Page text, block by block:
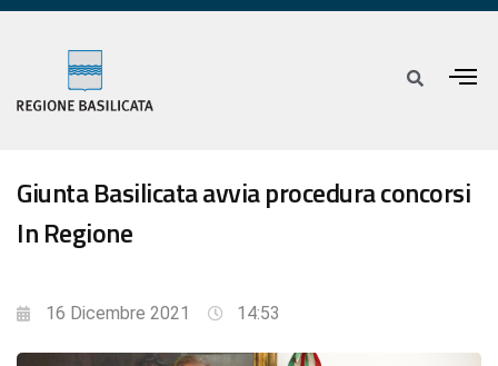
Giunta Basilicata avvia procedura concorsi
In Regione
16 Dicembre 2021 14:53